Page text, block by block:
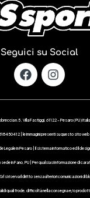
Seguici su Social
n.5 , Villa Fastiggi, 61122 – Pesaro ( PU )
| le immagini presenti su questo sito
Legale in Pesaro | Il sistema informatico ed il
in Fano, PU | Per qualsiasi informazione di
si riserva il diritto senza ulteriori comunicazioni di
quali frode, difficoltà nella consegna e/o